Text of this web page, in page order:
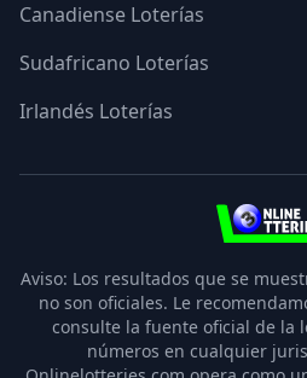
Canadiense Loterías
Sudafricano Loterías
Irlandés Loterías
3
Aviso: Los resultados que se
no son oficiales. Le
consulte la fuente oficial de la
números en cualquier